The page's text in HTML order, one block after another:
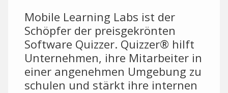
Mobile Learning Labs ist der
Schöpfer der preisgekrönten
Software Quizzer. Quizzer® hilft
Unternehmen, ihre Mitarbeiter in
einer angenehmen Umgebung zu
schulen und stärkt ihre internen